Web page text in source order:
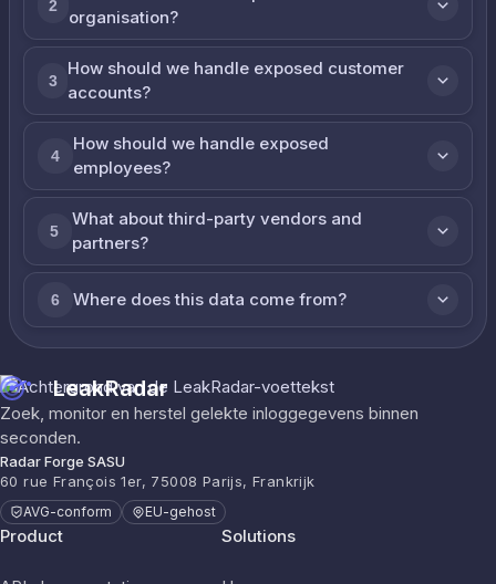
2
organisation?
3
How should we handle exposed customer
accounts?
4
How should we handle exposed
employees?
5
What about third-party vendors and
partners?
6 Where does this data come from?
LeakRadar
Zoek, monitor en herstel gelekte inloggegevens binnen
seconden.
Radar Forge SASU
60 rue François 1er, 75008 Parijs, Frankrijk
AVG-conform EU-gehost
Product Solutions